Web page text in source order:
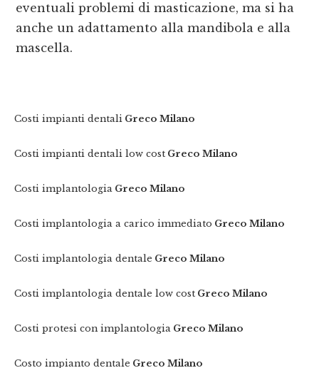
eventuali problemi di masticazione, ma si ha
anche un adattamento alla mandibola e alla
mascella.
Costi impianti dentali Greco Milano
Costi impianti dentali low cost Greco Milano
Costi implantologia Greco Milano
Costi implantologia a carico immediato Greco Milano
Costi implantologia dentale Greco Milano
Costi implantologia dentale low cost Greco Milano
Costi protesi con implantologia Greco Milano
Costo impianto dentale Greco Milano